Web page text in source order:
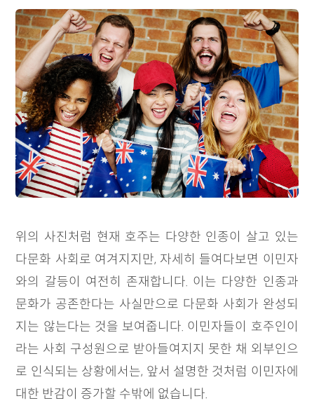
위의 사진처럼 현재 호주는 다양한 인종이 살고 있는
다문화 사회로 여겨지지만, 자세히 들여다보면 이민자
와의 갈등이 여전히 존재합니다. 이는 다양한 인종과
문화가 공존한다는 사실만으로 다문화 사회가 완성되
지는 않는다는 것을 보여줍니다. 이민자들이 호주인이
라는 사회 구성원으로 받아들여지지 못한 채 외부인으
로 인식되는 상황에서는, 앞서 설명한 것처럼 이민자에
대한 반감이 증가할 수밖에 없습니다.